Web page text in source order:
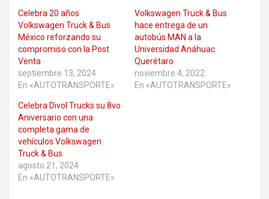
Celebra 20 años
Volkswagen Truck & Bus
México reforzando su
compromiso con la Post
Venta
septiembre 13, 2024
En «AUTOTRANSPORTE»
Volkswagen Truck & Bus
hace entrega de un
autobús MAN a la
Universidad Anáhuac
Querétaro
noviembre 4, 2022
En «AUTOTRANSPORTE»
Celebra Divol Trucks su 8vo
Aniversario con una
completa gama de
vehículos Volkswagen
Truck & Bus
agosto 21, 2024
En «AUTOTRANSPORTE»